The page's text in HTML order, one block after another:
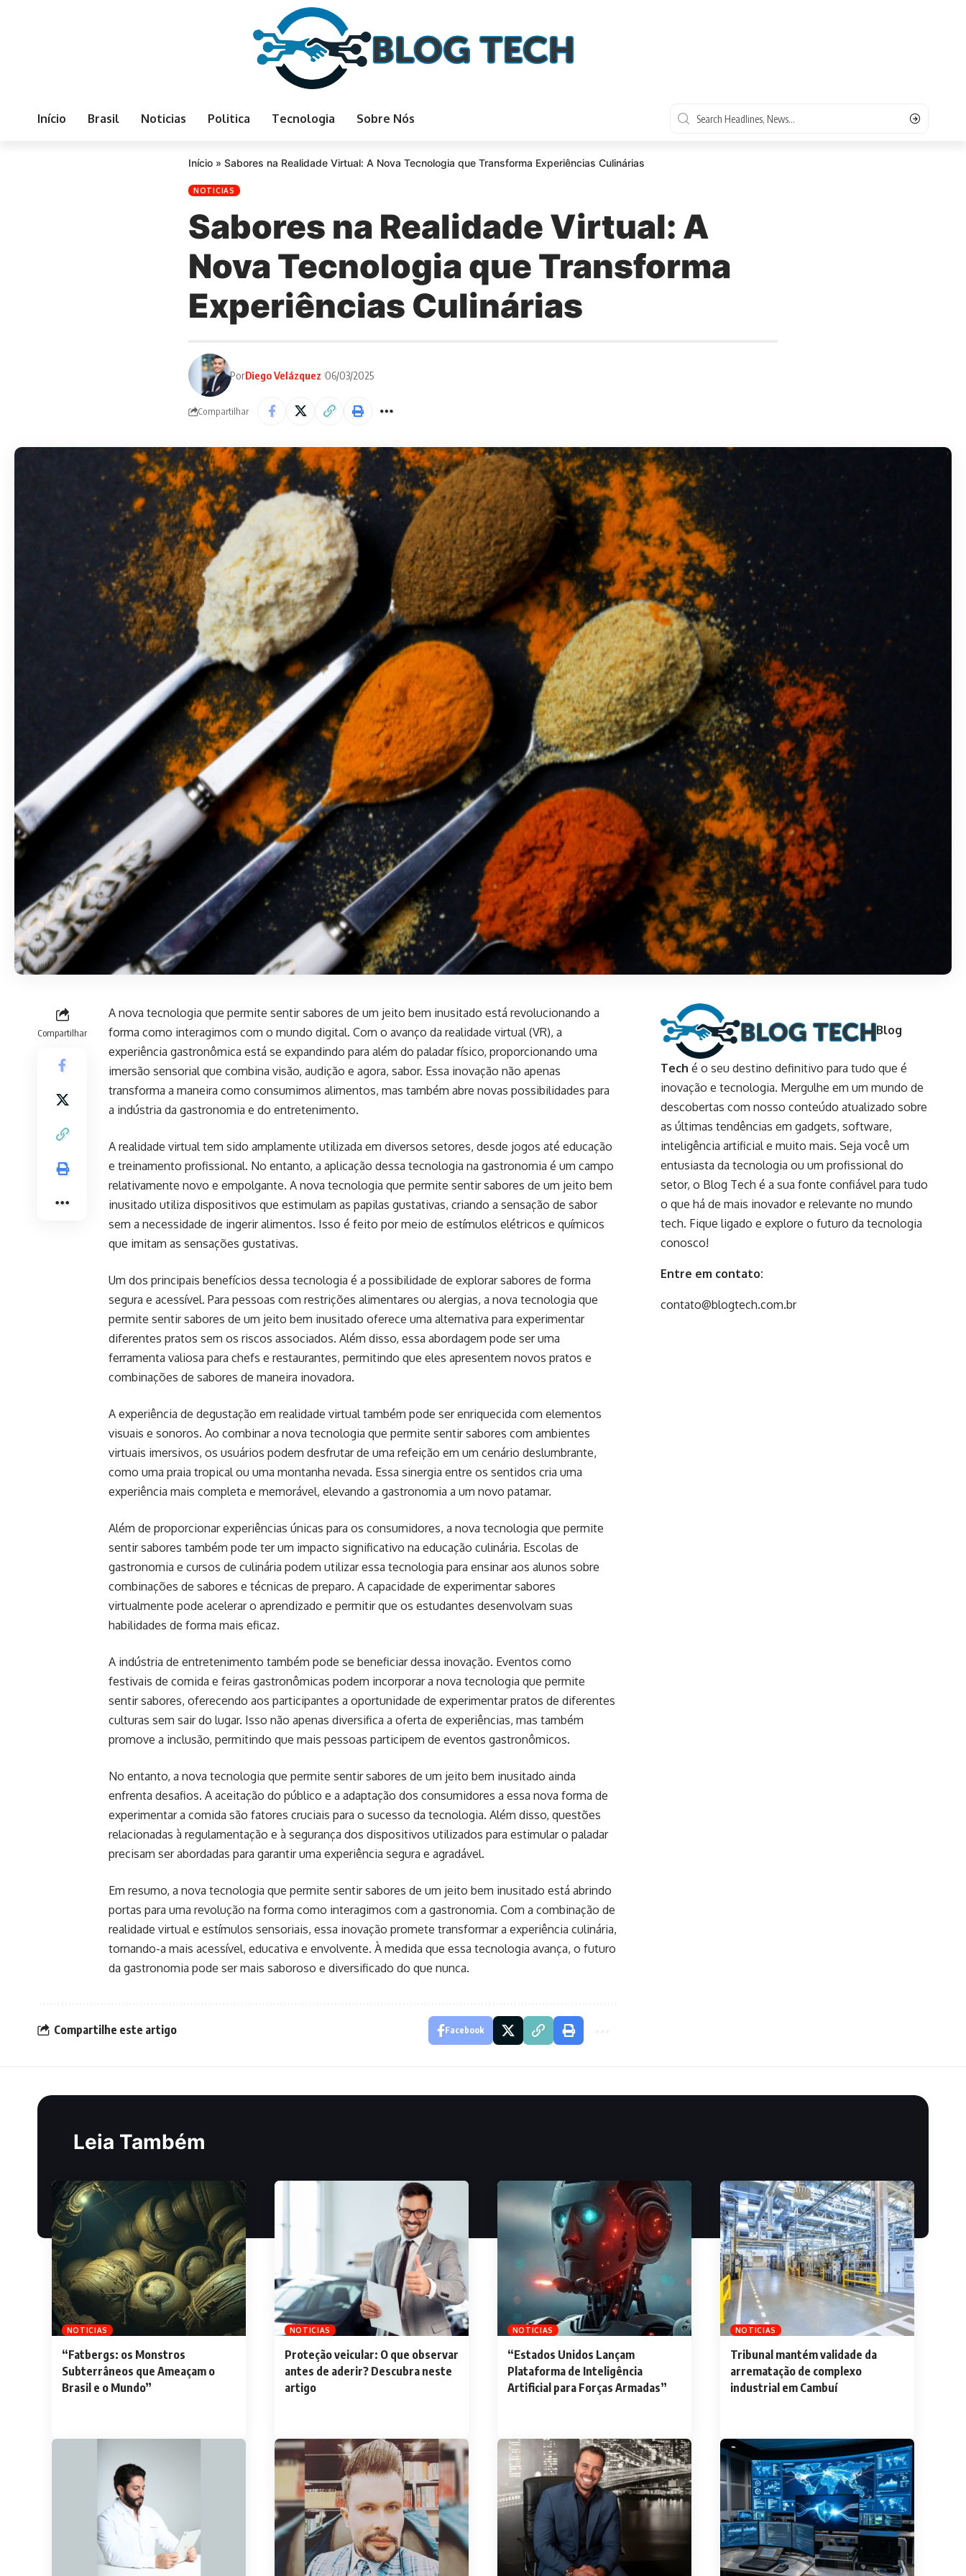
Início Brasil Noticias Politica Tecnologia Sobre Nós
Início » Sabores na Realidade Virtual: A Nova Tecnologia que Transforma Experiências Culinárias
NOTICIAS
Sabores na Realidade Virtual: A
Nova Tecnologia que Transforma
Experiências Culinárias
PorDiego Velázquez 06/03/2025
Compartilhar
Compartilhar
A nova tecnologia que permite sentir sabores de um jeito bem inusitado está revolucionando a
forma como interagimos com o mundo digital. Com o avanço da realidade virtual (VR), a
experiência gastronômica está se expandindo para além do paladar físico, proporcionando uma
imersão sensorial que combina visão, audição e agora, sabor. Essa inovação não apenas
transforma a maneira como consumimos alimentos, mas também abre novas possibilidades para
a indústria da gastronomia e do entretenimento.
A realidade virtual tem sido amplamente utilizada em diversos setores, desde jogos até educação
e treinamento profissional. No entanto, a aplicação dessa tecnologia na gastronomia é um campo
relativamente novo e empolgante. A nova tecnologia que permite sentir sabores de um jeito bem
inusitado utiliza dispositivos que estimulam as papilas gustativas, criando a sensação de sabor
sem a necessidade de ingerir alimentos. Isso é feito por meio de estímulos elétricos e químicos
que imitam as sensações gustativas.
Um dos principais benefícios dessa tecnologia é a possibilidade de explorar sabores de forma
segura e acessível. Para pessoas com restrições alimentares ou alergias, a nova tecnologia que
permite sentir sabores de um jeito bem inusitado oferece uma alternativa para experimentar
diferentes pratos sem os riscos associados. Além disso, essa abordagem pode ser uma
ferramenta valiosa para chefs e restaurantes, permitindo que eles apresentem novos pratos e
combinações de sabores de maneira inovadora.
A experiência de degustação em realidade virtual também pode ser enriquecida com elementos
visuais e sonoros. Ao combinar a nova tecnologia que permite sentir sabores com ambientes
virtuais imersivos, os usuários podem desfrutar de uma refeição em um cenário deslumbrante,
como uma praia tropical ou uma montanha nevada. Essa sinergia entre os sentidos cria uma
experiência mais completa e memorável, elevando a gastronomia a um novo patamar.
Além de proporcionar experiências únicas para os consumidores, a nova tecnologia que permite
sentir sabores também pode ter um impacto significativo na educação culinária. Escolas de
gastronomia e cursos de culinária podem utilizar essa tecnologia para ensinar aos alunos sobre
combinações de sabores e técnicas de preparo. A capacidade de experimentar sabores
virtualmente pode acelerar o aprendizado e permitir que os estudantes desenvolvam suas
habilidades de forma mais eficaz.
A indústria de entretenimento também pode se beneficiar dessa inovação. Eventos como
festivais de comida e feiras gastronômicas podem incorporar a nova tecnologia que permite
sentir sabores, oferecendo aos participantes a oportunidade de experimentar pratos de diferentes
culturas sem sair do lugar. Isso não apenas diversifica a oferta de experiências, mas também
promove a inclusão, permitindo que mais pessoas participem de eventos gastronômicos.
No entanto, a nova tecnologia que permite sentir sabores de um jeito bem inusitado ainda
enfrenta desafios. A aceitação do público e a adaptação dos consumidores a essa nova forma de
experimentar a comida são fatores cruciais para o sucesso da tecnologia. Além disso, questões
relacionadas à regulamentação e à segurança dos dispositivos utilizados para estimular o paladar
precisam ser abordadas para garantir uma experiência segura e agradável.
Em resumo, a nova tecnologia que permite sentir sabores de um jeito bem inusitado está abrindo
portas para uma revolução na forma como interagimos com a gastronomia. Com a combinação de
realidade virtual e estímulos sensoriais, essa inovação promete transformar a experiência culinária,
tornando-a mais acessível, educativa e envolvente. À medida que essa tecnologia avança, o futuro
da gastronomia pode ser mais saboroso e diversificado do que nunca.
Compartilhe este artigo Facebook
Blog
Tech é o seu destino definitivo para tudo que é
inovação e tecnologia. Mergulhe em um mundo de
descobertas com nosso conteúdo atualizado sobre
as últimas tendências em gadgets, software,
inteligência artificial e muito mais. Seja você um
entusiasta da tecnologia ou um profissional do
setor, o Blog Tech é a sua fonte confiável para tudo
o que há de mais inovador e relevante no mundo
tech. Fique ligado e explore o futuro da tecnologia
conosco!
Entre em contato:
contato@blogtech.com.br
Leia Também
NOTICIAS
“Fatbergs: os Monstros
Subterrâneos que Ameaçam o
Brasil e o Mundo”
NOTICIAS
Proteção veicular: O que observar
antes de aderir? Descubra neste
artigo
NOTICIAS
“Estados Unidos Lançam
Plataforma de Inteligência
Artificial para Forças Armadas”
NOTICIAS
Tribunal mantém validade da
arrematação de complexo
industrial em Cambuí